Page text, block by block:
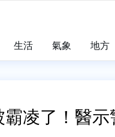
生活 氣象 地方
霸凌了！醫